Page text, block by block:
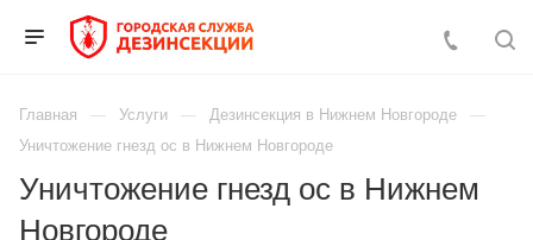
Главная Услуги
Дезинсекция в Нижнем Новгороде
Уничтожение гнезд ос в Нижнем Новгороде
Уничтожение гнезд ос в Нижнем
Новгороде